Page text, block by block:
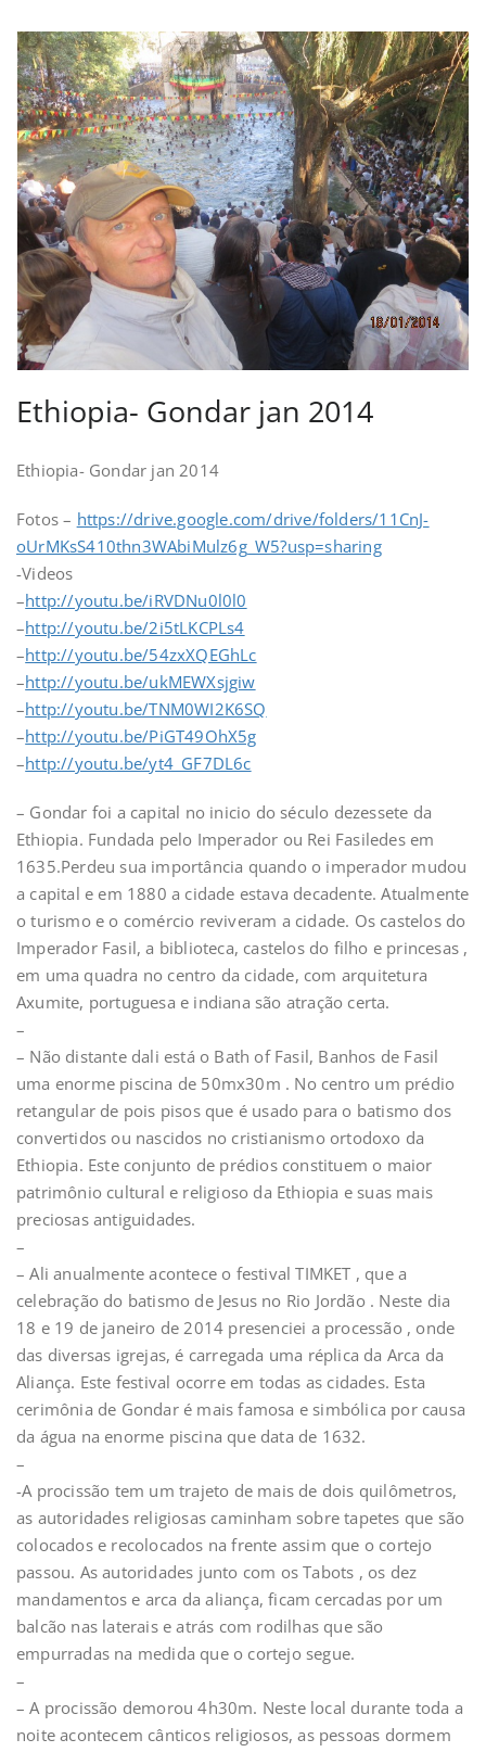
Ethiopia- Gondar jan 2014
Ethiopia- Gondar jan 2014
Fotos – https://drive.google.com/drive/folders/11CnJ-
oUrMKsS410thn3WAbiMulz6g_W5?usp=sharing
-Videos
–http://youtu.be/iRVDNu0l0l0
–http://youtu.be/2i5tLKCPLs4
–http://youtu.be/54zxXQEGhLc
–http://youtu.be/ukMEWXsjgiw
–http://youtu.be/TNM0WI2K6SQ
–http://youtu.be/PiGT49OhX5g
–http://youtu.be/yt4_GF7DL6c
– Gondar foi a capital no inicio do século dezessete da
Ethiopia. Fundada pelo Imperador ou Rei Fasiledes em
1635.Perdeu sua importância quando o imperador mudou
a capital e em 1880 a cidade estava decadente. Atualmente
o turismo e o comércio reviveram a cidade. Os castelos do
Imperador Fasil, a biblioteca, castelos do filho e princesas ,
em uma quadra no centro da cidade, com arquitetura
Axumite, portuguesa e indiana são atração certa.
–
– Não distante dali está o Bath of Fasil, Banhos de Fasil
uma enorme piscina de 50mx30m . No centro um prédio
retangular de pois pisos que é usado para o batismo dos
convertidos ou nascidos no cristianismo ortodoxo da
Ethiopia. Este conjunto de prédios constituem o maior
patrimônio cultural e religioso da Ethiopia e suas mais
preciosas antiguidades.
–
– Ali anualmente acontece o festival TIMKET , que a
celebração do batismo de Jesus no Rio Jordão . Neste dia
18 e 19 de janeiro de 2014 presenciei a processão , onde
das diversas igrejas, é carregada uma réplica da Arca da
Aliança. Este festival ocorre em todas as cidades. Esta
cerimônia de Gondar é mais famosa e simbólica por causa
da água na enorme piscina que data de 1632.
–
-A procissão tem um trajeto de mais de dois quilômetros,
as autoridades religiosas caminham sobre tapetes que são
colocados e recolocados na frente assim que o cortejo
passou. As autoridades junto com os Tabots , os dez
mandamentos e arca da aliança, ficam cercadas por um
balcão nas laterais e atrás com rodilhas que são
empurradas na medida que o cortejo segue.
–
– A procissão demorou 4h30m. Neste local durante toda a
noite acontecem cânticos religiosos, as pessoas dormem